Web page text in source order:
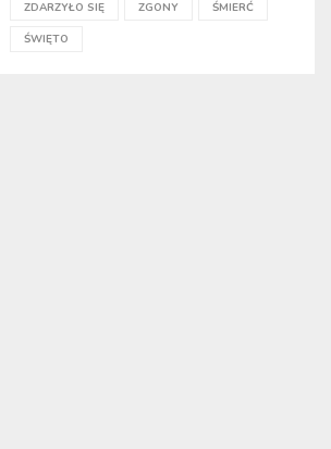
ZDARZYŁO SIĘ ZGONY ŚMIERĆ
ŚWIĘTO